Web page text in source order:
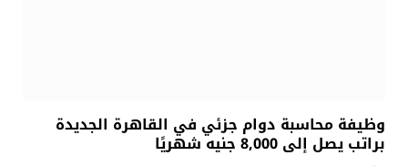
وظيفة محاسبة دوام جزئي في القاهرة الجديدة
براتب يصل إلى 8,000 جنيه شهريًا